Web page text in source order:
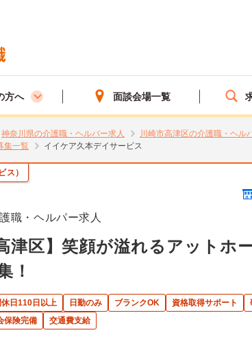
方へ 面談会場一覧
神奈川県の介護職・ヘルパー求人
川崎市高津区の介護職・ヘル
集一覧
イイケア久本デイサービス
ス）
職・ヘルパー求人
津区】笑顔が溢れるアットホ
！
日110日以上 日勤のみ ブランクOK 資格取得サポート
保険完備 交通費支給